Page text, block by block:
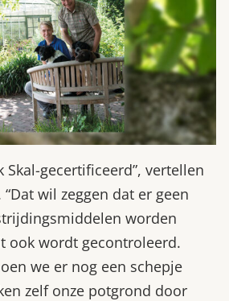
Skal-gecertificeerd”, vertellen
wil zeggen dat er geen
worden
ook wordt gecontroleerd.
we er nog een schepje
zelf onze potgrond door